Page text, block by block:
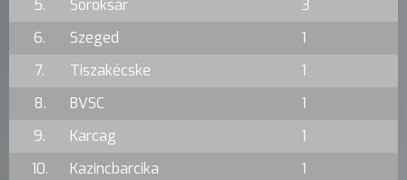
5.
Soroksár
3
6.
Szeged
1
7.
Tiszakécske
1
8.
BVSC
1
9.
Karcag
1
10.
Kazincbarcika
1